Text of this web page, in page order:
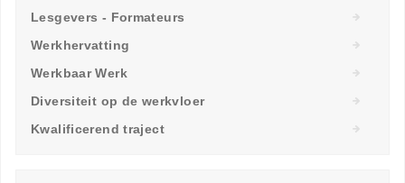
Lesgevers - Formateurs
Werkhervatting
Werkbaar Werk
Diversiteit op de werkvloer
Kwalificerend traject